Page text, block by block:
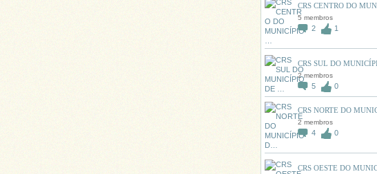
CRS CENTRO DO
5 membros
2 1
CRS SUL DO
2 membros
5 0
CRS NORTE DO
2 membros
4 0
CRS OESTE DO